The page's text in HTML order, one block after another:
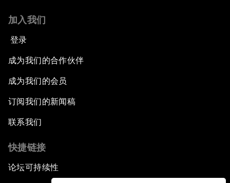
加入我们
登录
成为我们的合作伙伴
成为我们的会员
订阅我们的新闻稿
联系我们
快捷链接
论坛可持续性